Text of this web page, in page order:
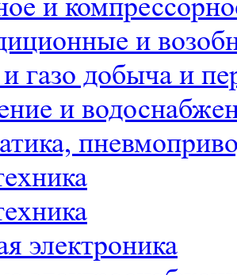
и
и
газо добыча и
и
электроника